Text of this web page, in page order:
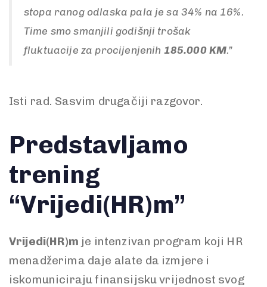
stopa ranog odlaska pala je sa 34% na 16%.
Time smo smanjili godišnji trošak
fluktuacije za procijenjenih 185.000 KM.”
Isti rad. Sasvim drugačiji razgovor.
Predstavljamo
trening
“Vrijedi(HR)m”
Vrijedi(HR)m je intenzivan program koji HR
menadžerima daje alate da izmjere i
iskomuniciraju finansijsku vrijednost svog